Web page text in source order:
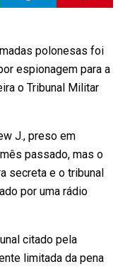
polonesas foi
espionagem para a
o Tribunal Militar
J., preso em
passado, mas o
secreta e o tribunal
por uma rádio
citado pela
limitada da pena